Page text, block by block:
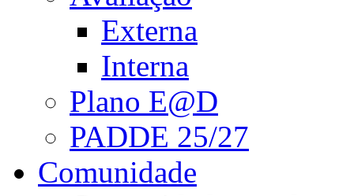
Externa
Interna
Plano E@D
PADDE 25/27
Comunidade